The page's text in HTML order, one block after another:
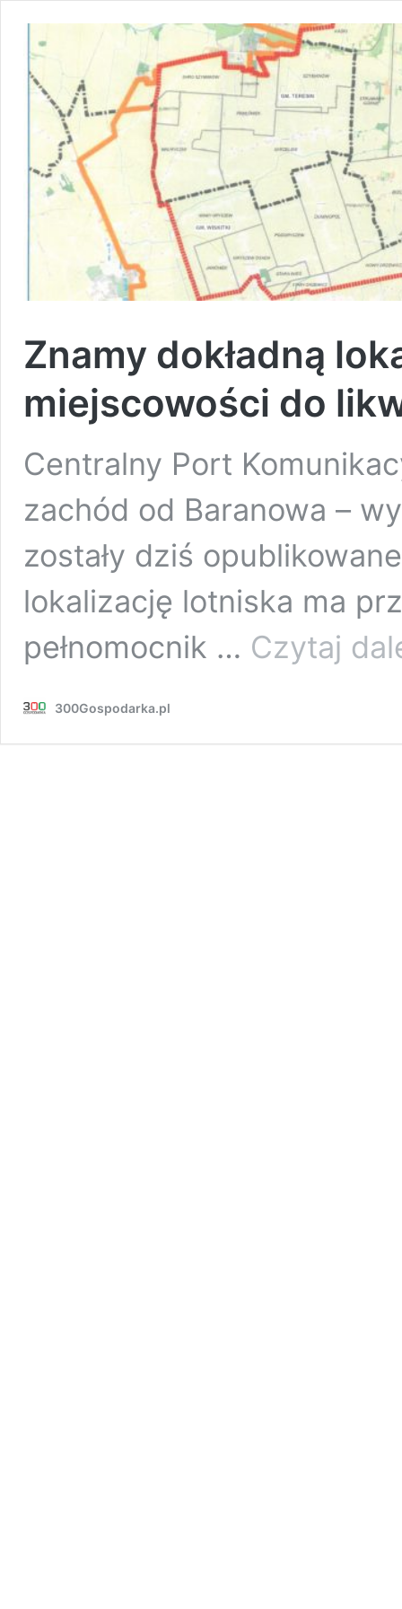
Znamy dokładną
miejscowości do
Centralny Port
zachód od Baranowa –
zostały dziś
lokalizację lotniska ma
pełnomocnik … Czytaj
300Gospodarka.pl